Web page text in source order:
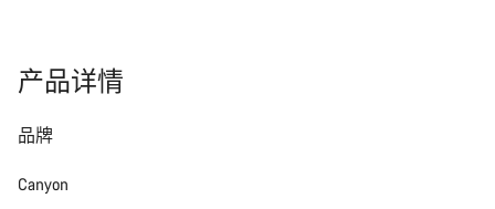
产品详情
品牌
Canyon